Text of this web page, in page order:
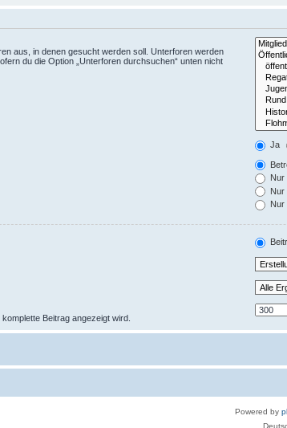
aus, in denen gesucht werden soll. Unterforen werden
du die Option „Unterforen durchsuchen“ unten nicht
Ja
Nur
Nur
Nur
Beitrag angezeigt wird.
Powered by